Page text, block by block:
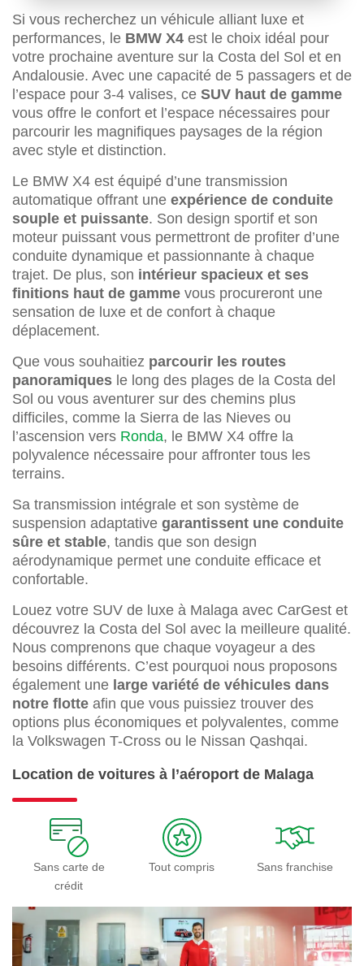
Si vous recherchez un véhicule alliant luxe et
performances, le BMW X4 est le choix idéal pour
votre prochaine aventure sur la Costa del Sol et en
Andalousie. Avec une capacité de 5 passagers et de
l’espace pour 3-4 valises, ce SUV haut de gamme
vous offre le confort et l’espace nécessaires pour
parcourir les magnifiques paysages de la région
avec style et distinction.
Le BMW X4 est équipé d’une transmission
automatique offrant une expérience de conduite
souple et puissante. Son design sportif et son
moteur puissant vous permettront de profiter d’une
conduite dynamique et passionnante à chaque
trajet. De plus, son intérieur spacieux et ses
finitions haut de gamme vous procureront une
sensation de luxe et de confort à chaque
déplacement.
Que vous souhaitiez parcourir les routes
panoramiques le long des plages de la Costa del
Sol ou vous aventurer sur des chemins plus
difficiles, comme la Sierra de las Nieves ou
l’ascension vers Ronda, le BMW X4 offre la
polyvalence nécessaire pour affronter tous les
terrains.
Sa transmission intégrale et son système de
suspension adaptative garantissent une conduite
sûre et stable, tandis que son design
aérodynamique permet une conduite efficace et
confortable.
Louez votre SUV de luxe à Malaga avec CarGest et
découvrez la Costa del Sol avec la meilleure qualité.
Nous comprenons que chaque voyageur a des
besoins différents. C’est pourquoi nous proposons
également une large variété de véhicules dans
notre flotte afin que vous puissiez trouver des
options plus économiques et polyvalentes, comme
la Volkswagen T-Cross ou le Nissan Qashqai.
Location de voitures à l’aéroport de Malaga
Sans carte de
crédit
Tout compris Sans franchise